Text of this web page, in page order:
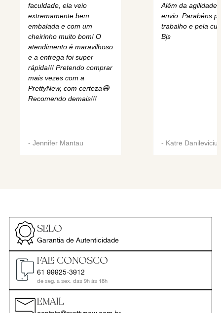
faculdade, ela veio
extremamente bem
embalada e com um
cheirinho muito bom! O
atendimento é maravilhoso
e a entrega foi super
rápida!!! Pretendo comprar
mais vezes com a
PrettyNew, com certeza😄
Recomendo demais!!!
- Jennifer Mantau
Além da agilidade
envio. Parabéns
trabalho e pela
Bjs
- Katre Danilevicius
SELO
Garantia de Autenticidade
FALE CONOSCO
61 99925-3912
de seg. a sex. das 9h às 18h
EMAIL